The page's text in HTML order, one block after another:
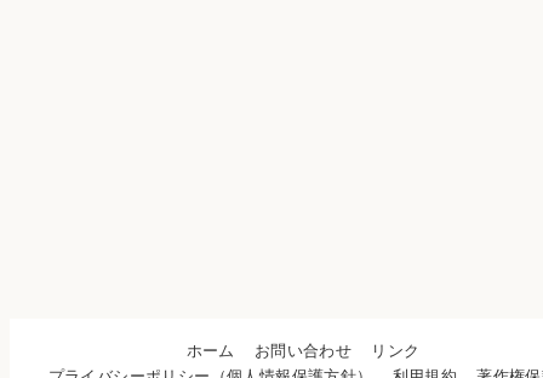
ホーム お問い合わせ
リンク